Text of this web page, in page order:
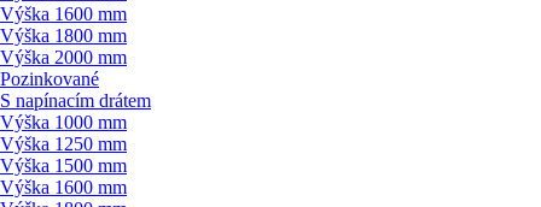
Výška 1600 mm
Výška 1800 mm
Výška 2000 mm
Pozinkované
S napínacím drátem
Výška 1000 mm
Výška 1250 mm
Výška 1500 mm
Výška 1600 mm